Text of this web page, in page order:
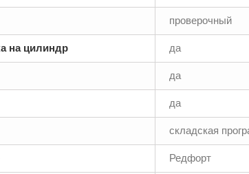
проверочный
на цилиндр да
да
да
складская
Редфорт